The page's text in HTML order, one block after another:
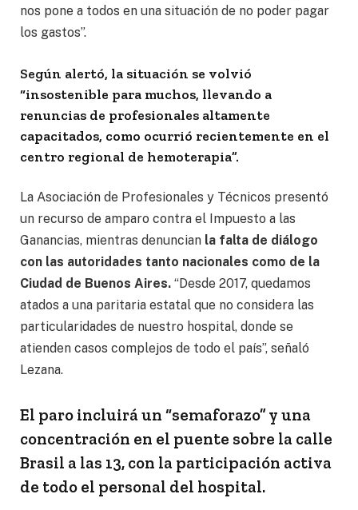
nos pone a todos en una situación de no poder pagar
los gastos”.
Según alertó, la situación se volvió
“insostenible para muchos, llevando a
renuncias de profesionales altamente
capacitados, como ocurrió recientemente en el
centro regional de hemoterapia”.
La Asociación de Profesionales y Técnicos presentó
un recurso de amparo contra el Impuesto a las
Ganancias, mientras denuncian la falta de diálogo
con las autoridades tanto nacionales como de la
Ciudad de Buenos Aires. “Desde 2017, quedamos
atados a una paritaria estatal que no considera las
particularidades de nuestro hospital, donde se
atienden casos complejos de todo el país”, señaló
Lezana.
El paro incluirá un “semaforazo” y una
concentración en el puente sobre la calle
Brasil a las 13, con la participación activa
de todo el personal del hospital.